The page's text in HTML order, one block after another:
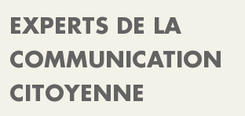
EXPERTS DE LA
COMMUNICATION
CITOYENNE